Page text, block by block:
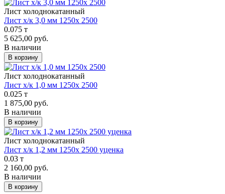
Лист холоднокатанный
Лист х/к 3,0 мм 1250х 2500
0.075 т
5 625,00 руб.
В наличии
В корзину
Лист холоднокатанный
Лист х/к 1,0 мм 1250х 2500
0.025 т
1 875,00 руб.
В наличии
В корзину
Лист холоднокатанный
Лист х/к 1,2 мм 1250х 2500 уценка
0.03 т
2 160,00 руб.
В наличии
В корзину